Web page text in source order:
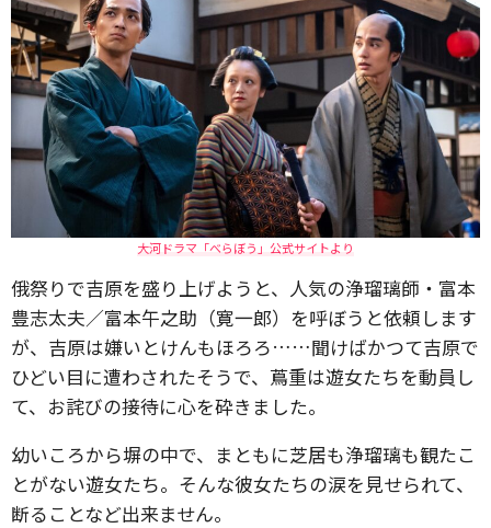
大河ドラマ「べらぼう」公式サイトより
俄祭りで吉原を盛り上げようと、人気の浄瑠璃師・富本
豊志太夫／富本午之助（寛一郎）を呼ぼうと依頼します
が、吉原は嫌いとけんもほろろ……聞けばかつて吉原で
ひどい目に遭わされたそうで、蔦重は遊女たちを動員し
て、お詫びの接待に心を砕きました。
幼いころから塀の中で、まともに芝居も浄瑠璃も観たこ
とがない遊女たち。そんな彼女たちの涙を見せられて、
断ることなど出来ません。